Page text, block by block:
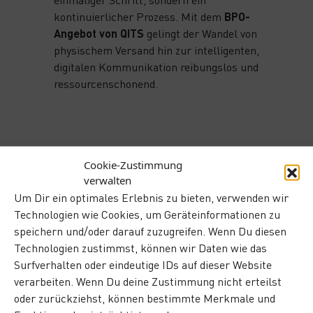
Cookie-Zustimmung
verwalten
Um Dir ein optimales Erlebnis zu bieten, verwenden wir
Technologien wie Cookies, um Geräteinformationen zu
speichern und/oder darauf zuzugreifen. Wenn Du diesen
Technologien zustimmst, können wir Daten wie das
Surfverhalten oder eindeutige IDs auf dieser Website
verarbeiten. Wenn Du deine Zustimmung nicht erteilst
oder zurückziehst, können bestimmte Merkmale und
kontinuierlicher Prozess. Mit dem BPO-
Angebot von QITS gelingt der Wandel von
physischem Versand hin zur intelligenten,
digitalen Kommunikation reibungslos und
ressourcenschonend.
Wie kann QITS
helfen?
Mit jahrelanger Erfahrung unterstützt dich QITS
bei der sicheren, einfachen und fristgerechten
Umsetzung von digitalen Prozessen